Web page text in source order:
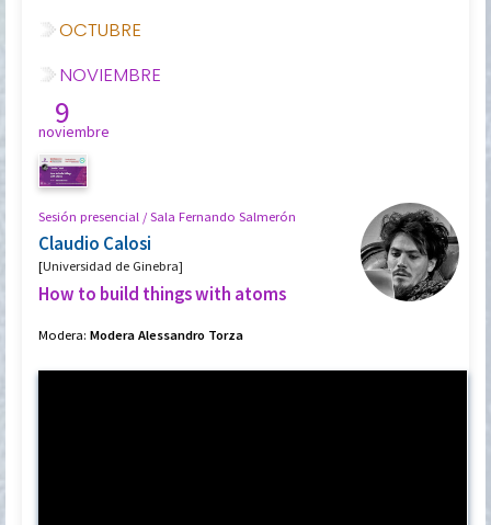
OCTUBRE
NOVIEMBRE
9
noviembre
Sesión presencial / Sala Fernando Salmerón
Claudio Calosi
[Universidad de Ginebra]
How to build things with atoms
Modera:Modera Alessandro Torza